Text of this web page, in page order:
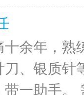
余年，熟
、银质针
一助手。